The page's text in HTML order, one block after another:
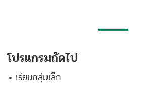
โปรแกรมถัดไป
• เรียนกลุ่มเล็ก